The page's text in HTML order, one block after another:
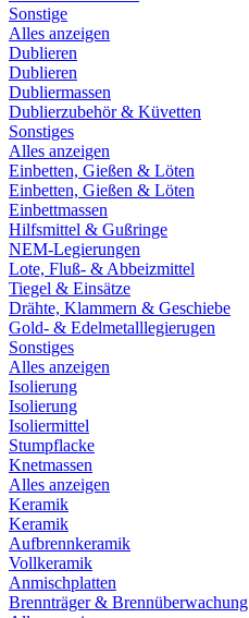
Sonstige
Alles anzeigen
Dublieren
Dublieren
Dubliermassen
Dublierzubehör & Küvetten
Sonstiges
Alles anzeigen
Einbetten, Gießen & Löten
Einbetten, Gießen & Löten
Einbettmassen
Hilfsmittel & Gußringe
NEM-Legierungen
Lote, Fluß- & Abbeizmittel
Tiegel & Einsätze
Drähte, Klammern & Geschiebe
Gold- & Edelmetalllegierugen
Sonstiges
Alles anzeigen
Isolierung
Isolierung
Isoliermittel
Stumpflacke
Knetmassen
Alles anzeigen
Keramik
Keramik
Aufbrennkeramik
Vollkeramik
Anmischplatten
Brennträger & Brennüberwachung